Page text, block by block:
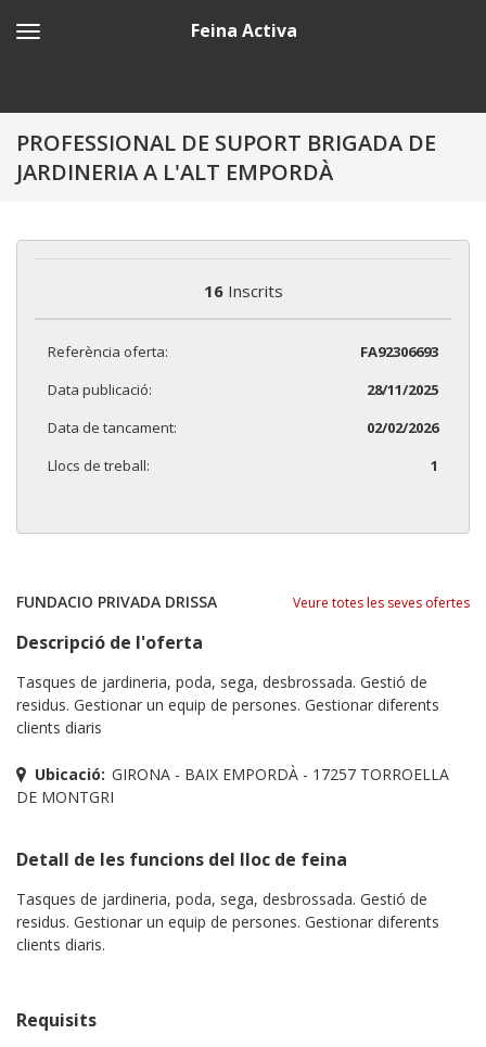
Feina Activa
PROFESSIONAL DE SUPORT BRIGADA DE
JARDINERIA A L'ALT EMPORDÀ
16Inscrits
Referència oferta:
FA92306693
Data publicació:
28/11/2025
Data de tancament:
02/02/2026
Llocs de treball:
1
FUNDACIO PRIVADA DRISSA Veure totes les seves ofertes
Descripció de l'oferta
Tasques de jardineria, poda, sega, desbrossada. Gestió de
residus. Gestionar un equip de persones. Gestionar diferents
clients diaris
Ubicació: GIRONA - BAIX EMPORDÀ - 17257 TORROELLA
DE MONTGRI
Detall de les funcions del lloc de feina
Tasques de jardineria, poda, sega, desbrossada. Gestió de
residus. Gestionar un equip de persones. Gestionar diferents
clients diaris.
Requisits